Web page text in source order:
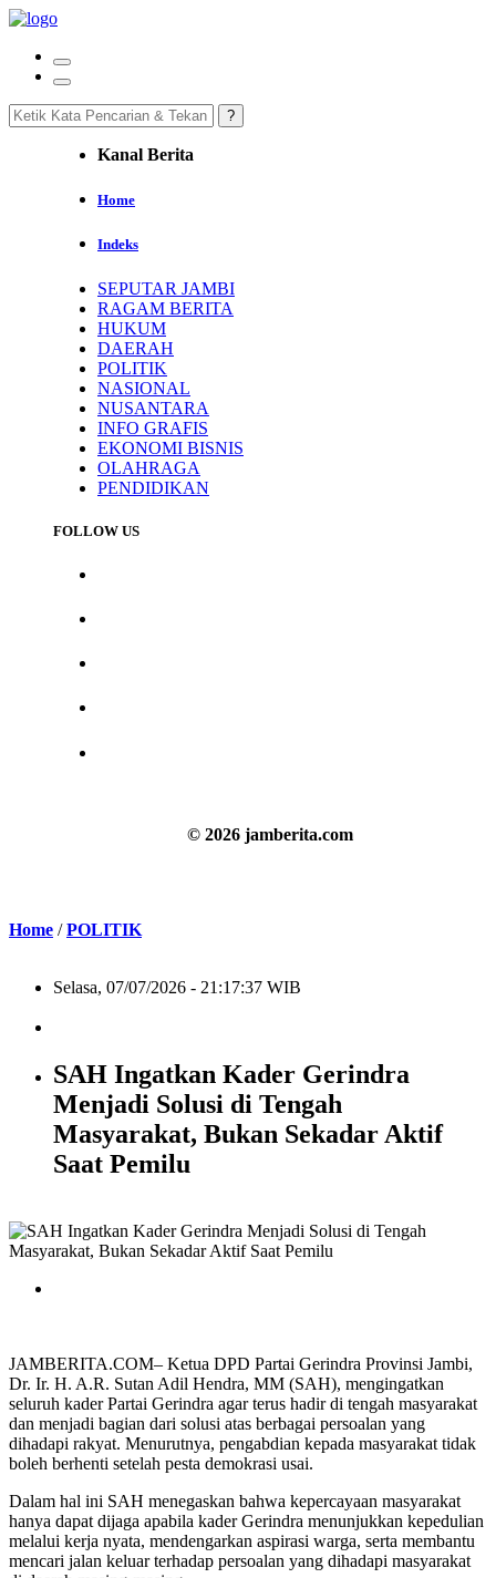
Kanal Berita
Home
Indeks
SEPUTAR JAMBI
RAGAM BERITA
HUKUM
DAERAH
POLITIK
NASIONAL
NUSANTARA
INFO GRAFIS
EKONOMI BISNIS
OLAHRAGA
PENDIDIKAN
FOLLOW US
© 2026 jamberita.com
Home /POLITIK
Selasa, 07/07/2026 - 21:17:37 WIB
SAH Ingatkan Kader Gerindra
Menjadi Solusi di Tengah
Masyarakat, Bukan Sekadar Aktif
Saat Pemilu
JAMBERITA.COM– Ketua DPD Partai Gerindra Provinsi Jambi,
Dr. Ir. H. A.R. Sutan Adil Hendra, MM (SAH), mengingatkan
seluruh kader Partai Gerindra agar terus hadir di tengah masyarakat
dan menjadi bagian dari solusi atas berbagai persoalan yang
dihadapi rakyat. Menurutnya, pengabdian kepada masyarakat tidak
boleh berhenti setelah pesta demokrasi usai.
Dalam hal ini SAH menegaskan bahwa kepercayaan masyarakat
hanya dapat dijaga apabila kader Gerindra menunjukkan kepedulian
melalui kerja nyata, mendengarkan aspirasi warga, serta membantu
mencari jalan keluar terhadap persoalan yang dihadapi masyarakat